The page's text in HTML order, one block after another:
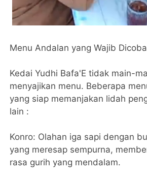
​Menu Andalan yang Wajib Dicoba
​Kedai Yudhi Bafa'E tidak main-
menyajikan menu. Beberapa
yang siap memanjakan lidah
lain :
​Konro: Olahan iga sapi dengan
yang meresap sempurna,
rasa gurih yang mendalam.